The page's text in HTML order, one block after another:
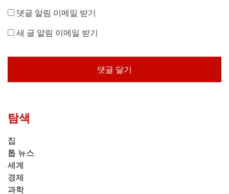
댓글 알림 이메일 받기
새 글 알림 이메일 받기
탐색
집
톱 뉴스
세계
경제
과학